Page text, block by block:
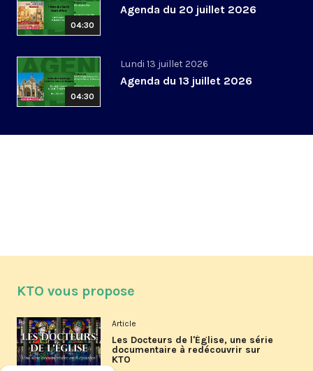
04:30
Agenda du 20 juillet 2026
04:30
Lundi 13 juillet 2026
Agenda du 13 juillet 2026
KTO vous propose
Article
Les Docteurs de l'Église, une série
documentaire à redécouvrir sur
KTO